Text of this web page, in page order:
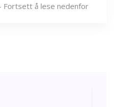
Fortsett å lese nedenfor